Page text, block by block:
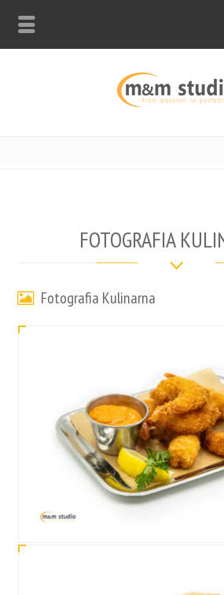
FOTOGRAFIA
Fotografia Kulinarna